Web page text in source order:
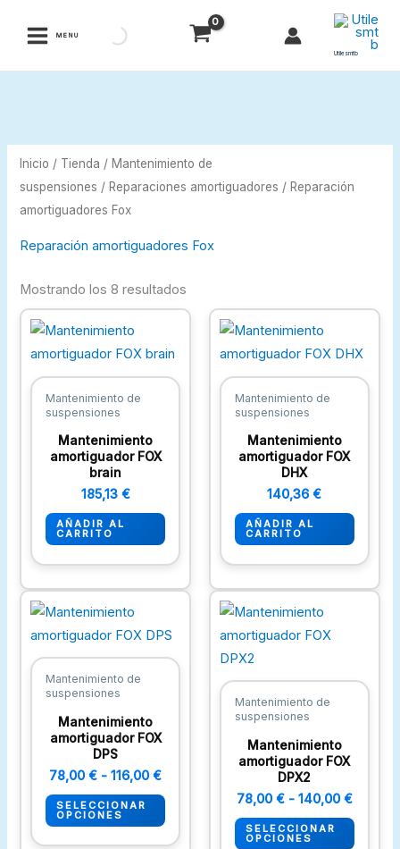
MENU
Utilesmtb
Inicio / Tienda / Mantenimiento de
suspensiones / Reparaciones amortiguadores / Reparación
amortiguadores Fox
Reparación amortiguadores Fox
Mostrando los 8 resultados
Mantenimiento de
suspensiones
Mantenimiento
amortiguador FOX
brain
185,13 €
AÑADIR AL
CARRITO
Mantenimiento de
suspensiones
Mantenimiento
amortiguador FOX
DHX
140,36€
AÑADIR AL
CARRITO
Mantenimiento de
suspensiones
Mantenimiento
amortiguador FOX
DPS
78,00€ - 116,00€
Rango
precios:
78,00 €
SELECCIONAR
OPCIONES
múltiples
variantes.
en
Mantenimiento de
suspensiones
Mantenimiento
amortiguador FOX
DPX2
78,00 € - 140,00 €
Rango
hasta
140,00
SELECCIONAR
OPCIONES